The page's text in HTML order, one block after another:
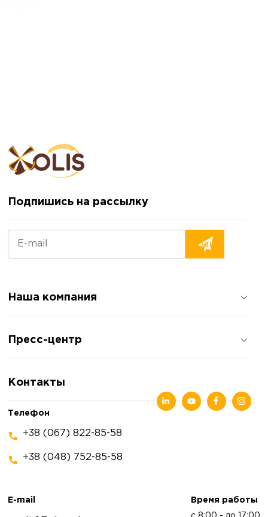
Подпишись на рассылку
Наша компания
Отзывы о компании
Пресс-центр
Статьи
Контакты
Телефон
+38 (067) 822-85-58
+38 (048) 752-85-58
E-mail Время работы
с 8:00 - до 17:00